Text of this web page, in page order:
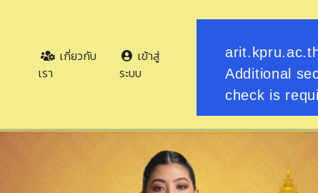
เกี่ยวกับ
เรา
เข้าสู่
ระบบ